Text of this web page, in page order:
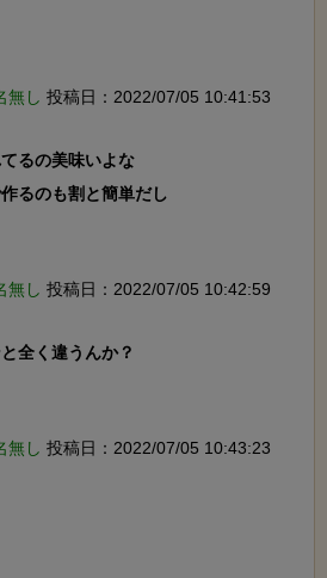
無し 投稿日：2022/07/05 10:41:53
るの美味いよな
るのも割と簡単だし
無し 投稿日：2022/07/05 10:42:59
全く違うんか？
無し 投稿日：2022/07/05 10:43:23